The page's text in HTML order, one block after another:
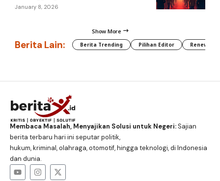
January 8, 2026
Show More
Berita Lain: Berita Trending Pilihan Editor
Membaca Masalah, Menyajikan Solusi untuk Negeri:Sajian
berita terbaru hari ini seputar politik,
hukum, kriminal, olahraga, otomotif, hingga teknologi, di Indonesia
dan dunia.